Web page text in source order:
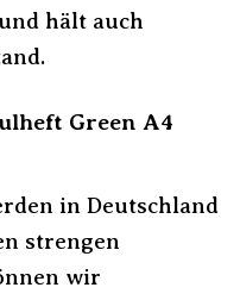
hält auch
Green A4
in Deutschland
strengen
wir